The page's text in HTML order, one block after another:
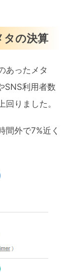
タの決算
あったメタ
SNS利用者数
りました。
間外で7%近く